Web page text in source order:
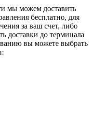
мы можем доставить
бесплатно, для
за ваш счет, либо
доставки до терминала
вы можете выбрать